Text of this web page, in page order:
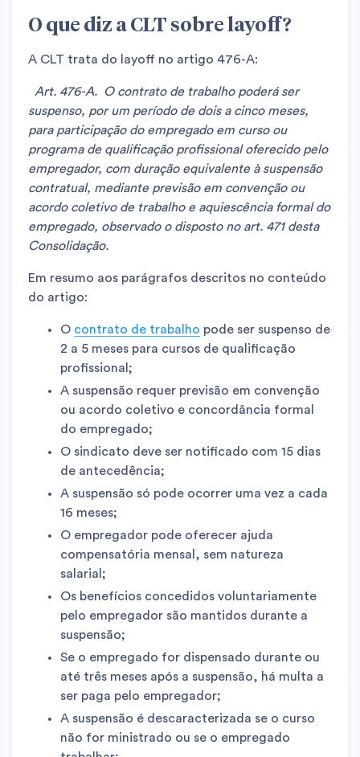
O que diz a CLT sobre layoff?
A CLT trata do layoff no artigo 476-A:
Art. 476-A. O contrato de trabalho poderá ser
suspenso, por um período de dois a cinco meses,
para participação do empregado em curso ou
programa de qualificação profissional oferecido pelo
empregador, com duração equivalente à suspensão
contratual, mediante previsão em convenção ou
acordo coletivo de trabalho e aquiescência formal do
empregado, observado o disposto no art. 471 desta
Consolidação.
Em resumo aos parágrafos descritos no conteúdo
do artigo:
O contrato de trabalho pode ser suspenso de
2 a 5 meses para cursos de qualificação
profissional;
A suspensão requer previsão em convenção
ou acordo coletivo e concordância formal
do empregado;
O sindicato deve ser notificado com 15 dias
de antecedência;
A suspensão só pode ocorrer uma vez a cada
16 meses;
O empregador pode oferecer ajuda
compensatória mensal, sem natureza
salarial;
Os benefícios concedidos voluntariamente
pelo empregador são mantidos durante a
suspensão;
Se o empregado for dispensado durante ou
até três meses após a suspensão, há multa a
ser paga pelo empregador;
A suspensão é descaracterizada se o curso
não for ministrado ou se o empregado